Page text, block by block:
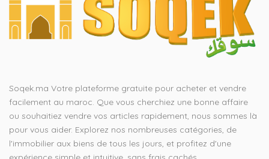
Soqek.ma Votre plateforme gratuite pour acheter et vendre
facilement au maroc. Que vous cherchiez une bonne affaire
ou souhaitiez vendre vos articles rapidement, nous sommes là
pour vous aider. Explorez nos nombreuses catégories, de
l'immobilier aux biens de tous les jours, et profitez d'une